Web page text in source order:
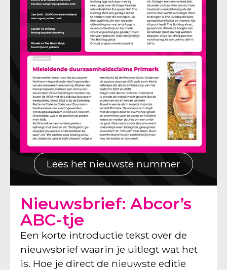
Lees het nieuwste nummer
Nieuwsbrief: Abcor’s
ABC-tje
Een korte introductie tekst over de
nieuwsbrief waarin je uitlegt wat het
is. Hoe je direct de nieuwste editie